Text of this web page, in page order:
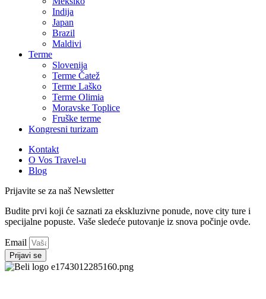
Indija
Japan
Brazil
Maldivi
Terme
Slovenija
Terme Čatež
Terme Laško
Terme Olimia
Moravske Toplice
Fruške terme
Kongresni turizam
Kontakt
O Vos Travel-u
Blog
Prijavite se za naš Newsletter
Budite prvi koji će saznati za ekskluzivne ponude, nove city ture i
specijalne popuste. Vaše sledeće putovanje iz snova počinje ovde.
Email
Prijavi se